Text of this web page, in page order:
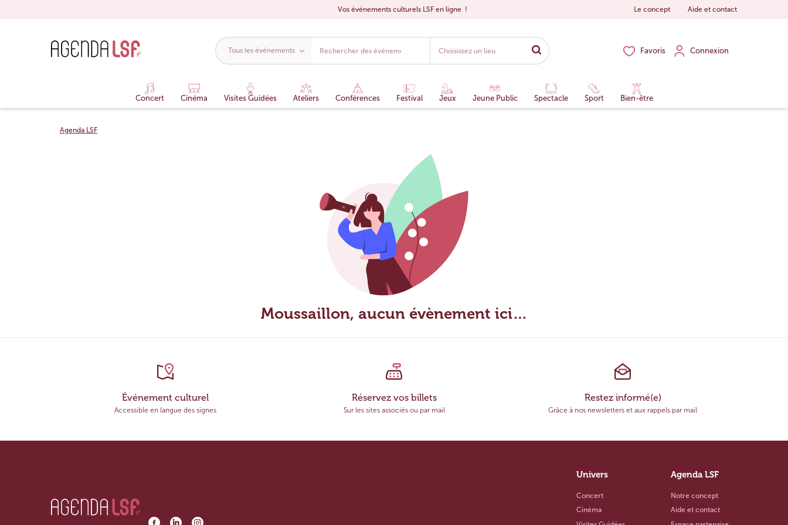
Vos événements culturels LSF en ligne ! Le concept Aide et contact
Favoris Connexion
Concert Cinéma Visites Guidées Ateliers Conférences Festival Jeux Jeune Public Spectacle Sport Bien-être
Agenda LSF
Moussaillon, aucun évènement ici…
Événement culturel
Accessible en langue des signes
Réservez vos billets
Sur les sites associés ou par mail
Restez informé(e)
Grâce à nos newsletters et aux rappels par mail
Univers
Concert
Cinéma
Agenda LSF
Notre concept
Aide et contact